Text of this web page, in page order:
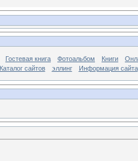
Гостевая книга Фотоальбом Книги
Каталог сайтов эллинг Информация сайта